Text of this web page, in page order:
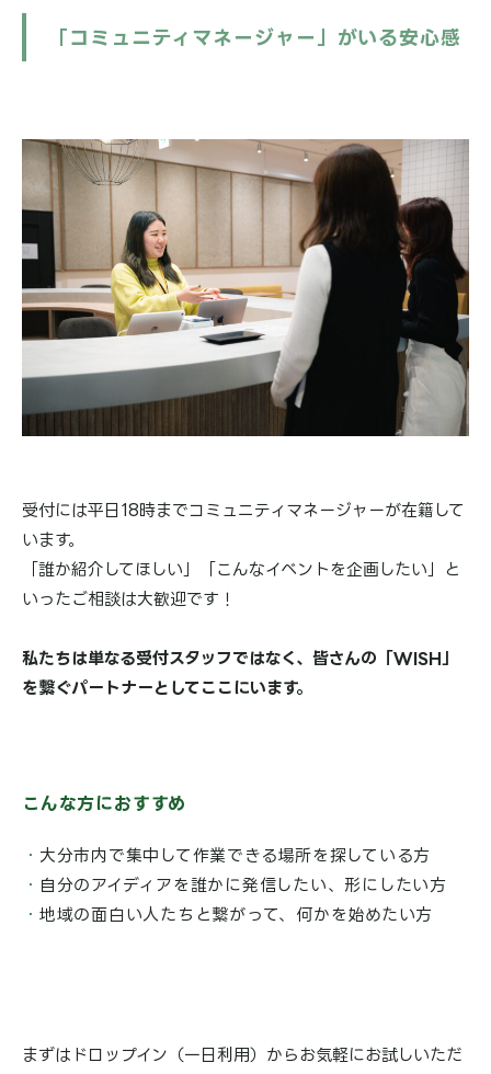
「コミュニティマネージャー」がいる安心感
受付には平日18時までコミュニティマネージャーが在籍して
います。
「誰か紹介してほしい」「こんなイベントを企画したい」と
いったご相談は大歓迎です！
私たちは単なる受付スタッフではなく、皆さんの「WISH」
を繋ぐパートナーとしてここにいます。
こんな方におすすめ
大分市内で集中して作業できる場所を探している方
自分のアイディアを誰かに発信したい、形にしたい方
地域の面白い人たちと繋がって、何かを始めたい方
まずはドロップイン（一日利用）からお気軽にお試しいただ